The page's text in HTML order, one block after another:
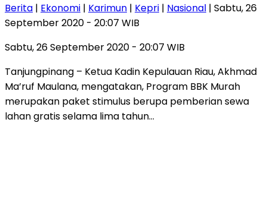
Berita | Ekonomi | Karimun | Kepri | Nasional | Sabtu, 26
September 2020 - 20:07 WIB
Sabtu, 26 September 2020 - 20:07 WIB
Tanjungpinang – Ketua Kadin Kepulauan Riau, Akhmad
Ma’ruf Maulana, mengatakan, Program BBK Murah
merupakan paket stimulus berupa pemberian sewa
lahan gratis selama lima tahun…